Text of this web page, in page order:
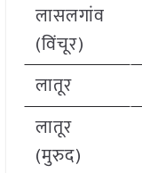
लासलगांव
(विंचूर)
लातूर
लातूर
(मुरुद)